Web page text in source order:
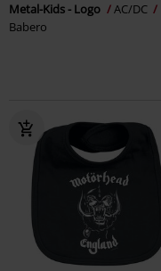
Metal-Kids - Logo
AC/DC
Babero